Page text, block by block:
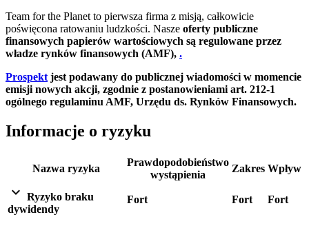
Team for the Planet to pierwsza firma z misją, całkowicie
poświęcona ratowaniu ludzkości. Nasze oferty publiczne
finansowych papierów wartościowych są regulowane przez
władze rynków finansowych (AMF), .
Prospekt jest podawany do publicznej wiadomości w momencie
emisji nowych akcji, zgodnie z postanowieniami art. 212-1
ogólnego regulaminu AMF, Urzędu ds. Rynków Finansowych.
Informacje o ryzyku
Nazwa ryzyka
Prawdopodobieństwo
wystąpienia
Zakres Wpływ
expand_more Ryzyko braku
dywidendy
Fort Fort Fort